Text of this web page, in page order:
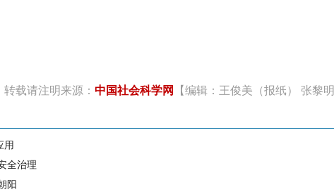
转载请注明来源： 中国社会科学网 【编辑：王俊美（报纸） 张黎
用
全治理
阳